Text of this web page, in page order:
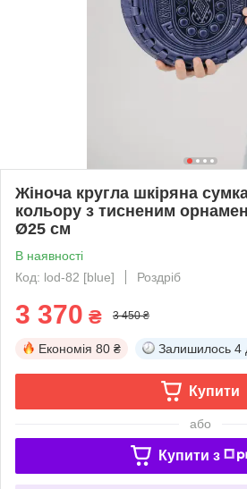
Жіноча кругла шкіряна
кольору з тисненим
Ø25 см
В наявності
Код: lod-82 [blue]
Роздріб
3 370 ₴ 3 450 ₴
Економія 80 ₴ Залишилось 4
Купити
або
Купити з